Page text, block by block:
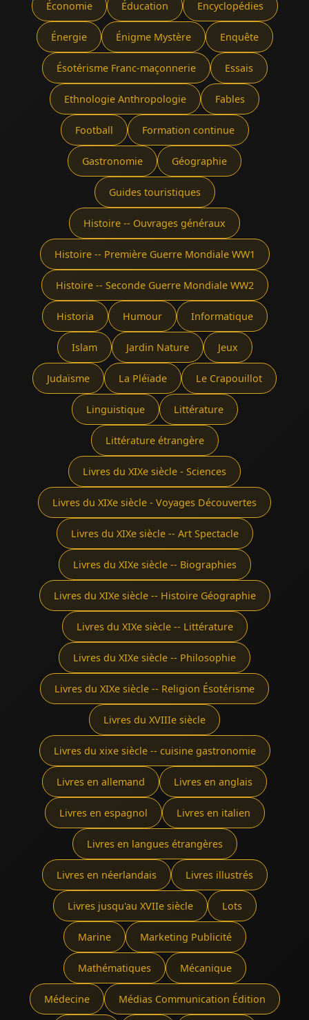
Économie Éducation Encyclopédies
Énergie Énigme Mystère Enquête
Ésotérisme Franc-maçonnerie Essais
Ethnologie Anthropologie Fables
Football Formation continue
Gastronomie Géographie
Guides touristiques
Histoire -- Ouvrages généraux
Histoire -- Première Guerre Mondiale WW1
Histoire -- Seconde Guerre Mondiale WW2
Historia Humour Informatique
Islam Jardin Nature Jeux
Judaïsme La Pléïade Le Crapouillot
Linguistique Littérature
Littérature étrangère
Livres du XIXe siècle - Sciences
Livres du XIXe siècle - Voyages Découvertes
Livres du XIXe siècle -- Art Spectacle
Livres du XIXe siècle -- Biographies
Livres du XIXe siècle -- Histoire Géographie
Livres du XIXe siècle -- Littérature
Livres du XIXe siècle -- Philosophie
Livres du XIXe siècle -- Religion Ésotérisme
Livres du XVIIIe siècle
Livres du xixe siècle -- cuisine gastronomie
Livres en allemand Livres en anglais
Livres en espagnol Livres en italien
Livres en langues étrangères
Livres en néerlandais Livres illustrés
Livres jusqu'au XVIIe siècle Lots
Marine Marketing Publicité
Mathématiques Mécanique
Médecine Médias Communication Édition